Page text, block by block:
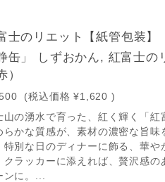
士のリエット【紙管包装】
缶」 しずおかん, 紅富士の
）
(税込価格 ¥1,620 )
山の湧水で育った、紅く輝く「紅
らかな質感が、素材の濃密な旨味
特別な日のディナーに飾る、華や
クラッカーに添えれば、贅沢感の
ンに。...